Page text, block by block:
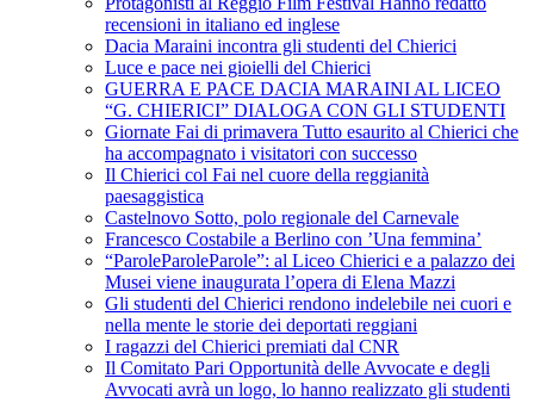
recensioni in italiano ed inglese
Dacia Maraini incontra gli studenti del Chierici
Luce e pace nei gioielli del Chierici
GUERRA E PACE DACIA MARAINI AL LICEO
“G. CHIERICI” DIALOGA CON GLI STUDENTI
Giornate Fai di primavera Tutto esaurito al Chierici che
ha accompagnato i visitatori con successo
Il Chierici col Fai nel cuore della reggianità
paesaggistica
Castelnovo Sotto, polo regionale del Carnevale
Francesco Costabile a Berlino con ’Una femmina’
“ParoleParoleParole”: al Liceo Chierici e a palazzo dei
Musei viene inaugurata l’opera di Elena Mazzi
Gli studenti del Chierici rendono indelebile nei cuori e
nella mente le storie dei deportati reggiani
I ragazzi del Chierici premiati dal CNR
Il Comitato Pari Opportunità delle Avvocate e degli
Avvocati avrà un logo, lo hanno realizzato gli studenti